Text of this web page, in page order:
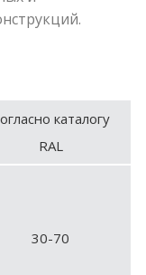
каталогу
RAL
30-70